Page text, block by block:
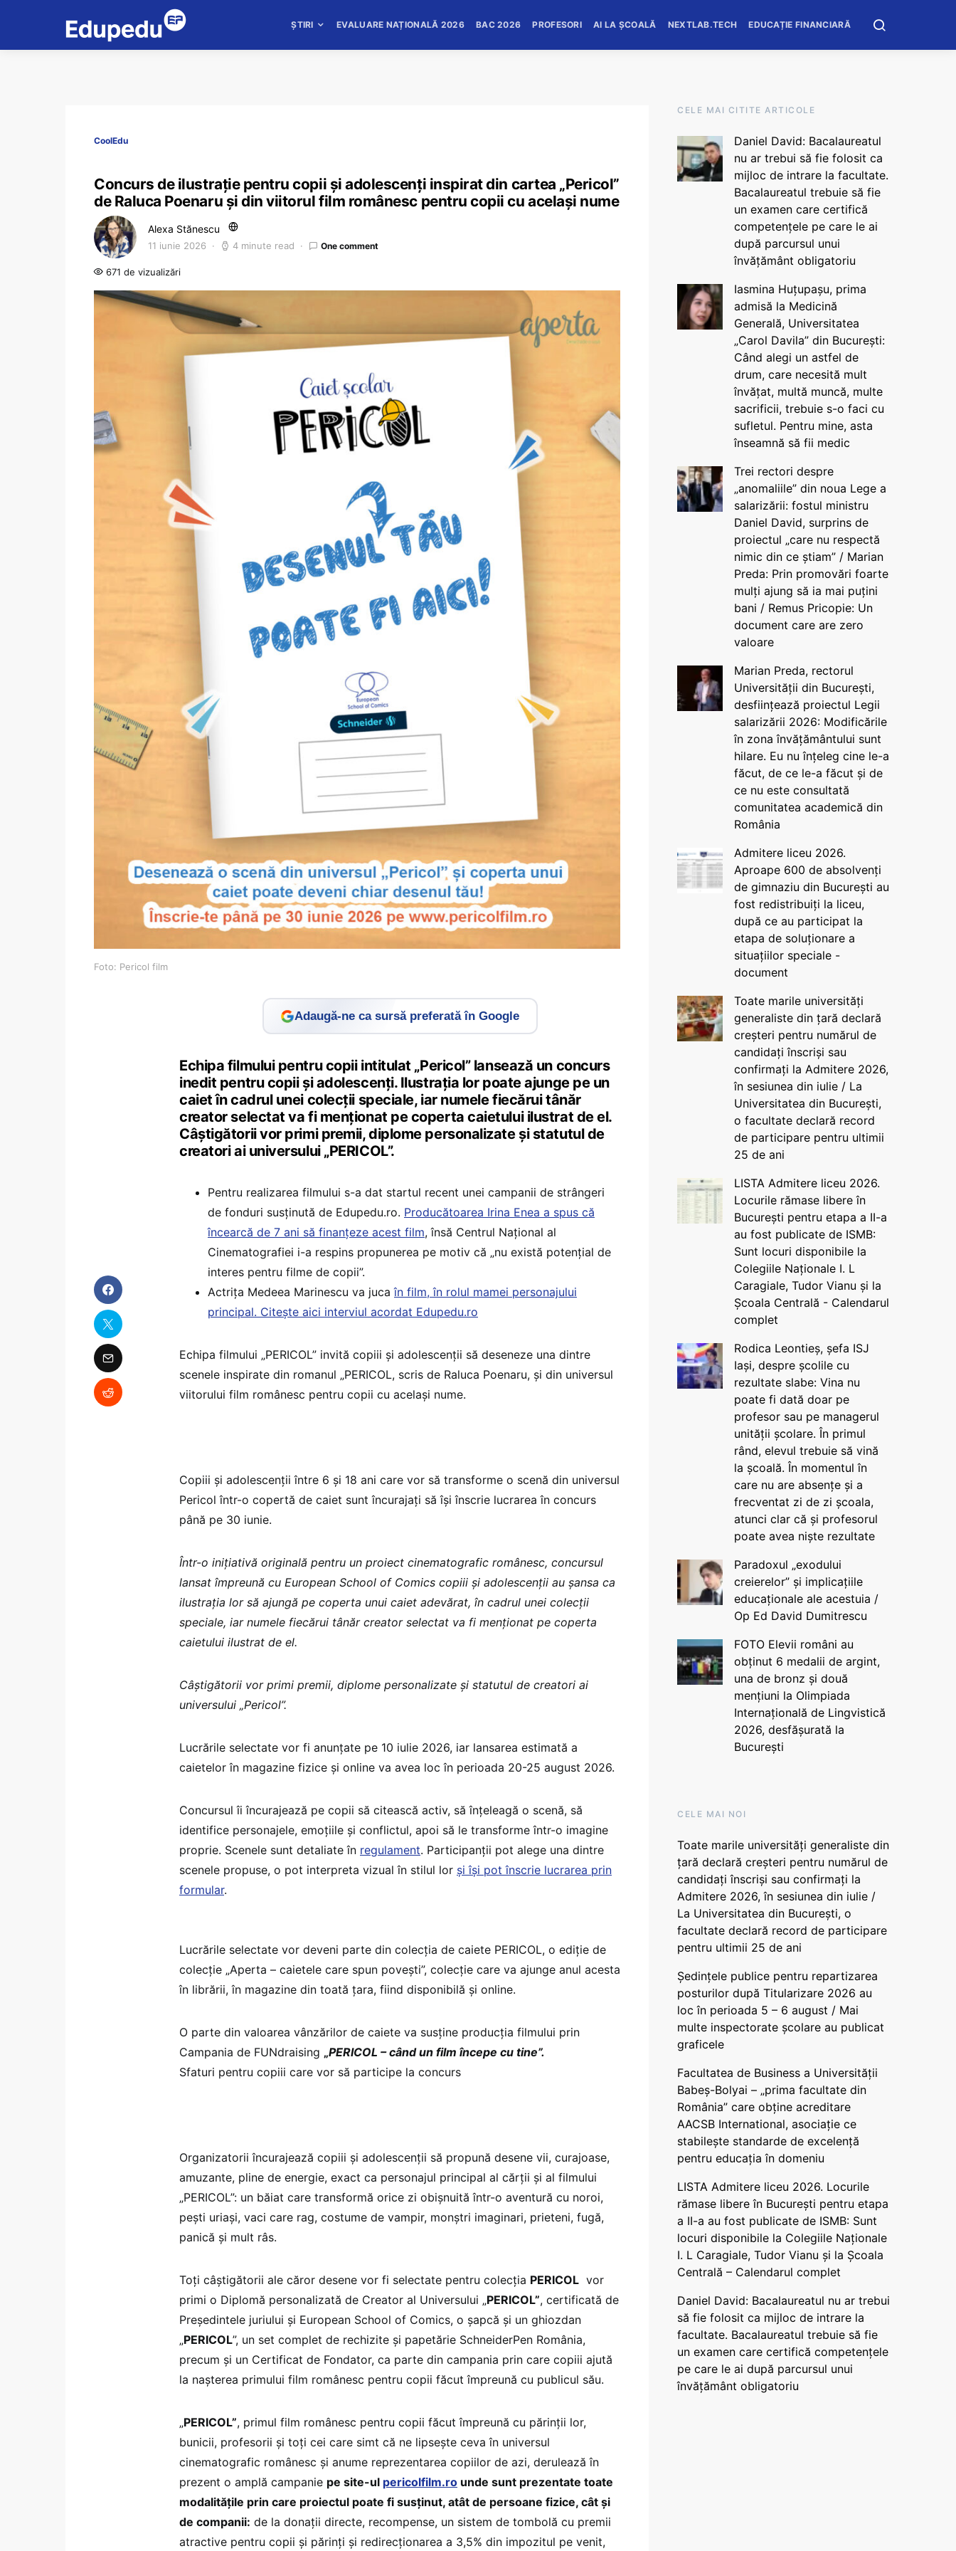
ȘTIRI EVALUARE NAȚIONALĂ 2026 BAC 2026 PROFESORI AI LA ȘCOALĂ NEXTLAB.TECH EDUCAȚIE FINANCIARĂ
CoolEdu
Concurs de ilustrație pentru copii și adolescenți inspirat din cartea „Pericol”
de Raluca Poenaru și din viitorul film românesc pentru copii cu același nume
Alexa Stănescu
11 iunie 2026 4 minute read One comment
671 de vizualizări
Foto: Pericol film
Adaugă-ne ca sursă preferată în Google
Echipa filmului pentru copii intitulat „Pericol” lansează un concurs
inedit pentru copii și adolescenți. Ilustrația lor poate ajunge pe un
caiet în cadrul unei colecții speciale, iar numele fiecărui tânăr
creator selectat va fi menționat pe coperta caietului ilustrat de el.
Câștigătorii vor primi premii, diplome personalizate și statutul de
creatori ai universului „PERICOL”.
Pentru realizarea filmului s-a dat startul recent unei campanii de strângeri
de fonduri susținută de Edupedu.ro. Producătoarea Irina Enea a spus că
încearcă de 7 ani să finanțeze acest film, însă Centrul Național al
Cinematografiei i-a respins propunerea pe motiv că „nu există potențial de
interes pentru filme de copii”.
Actrița Medeea Marinescu va jucaîn film, în rolul mamei personajului
principal. Citește aici interviul acordat Edupedu.ro
Echipa filmului „PERICOL” invită copiii și adolescenții să deseneze una dintre
scenele inspirate din romanul „PERICOL, scris de Raluca Poenaru, și din universul
viitorului film românesc pentru copii cu același nume.
Copiii și adolescenții între 6 și 18 ani care vor să transforme o scenă din universul
Pericol într-o copertă de caiet sunt încurajați să își înscrie lucrarea în concurs
până pe 30 iunie.
Într-o inițiativă originală pentru un proiect cinematografic românesc, concursul
lansat împreună cu European School of Comics copiii și adolescenții au șansa ca
ilustrația lor să ajungă pe coperta unui caiet adevărat, în cadrul unei colecții
speciale, iar numele fiecărui tânăr creator selectat va fi menționat pe coperta
caietului ilustrat de el.
Câștigătorii vor primi premii, diplome personalizate și statutul de creatori ai
universului „Pericol”.
Lucrările selectate vor fi anunțate pe 10 iulie 2026, iar lansarea estimată a
caietelor în magazine fizice și online va avea loc în perioada 20-25 august 2026.
Concursul îi încurajează pe copii să citească activ, să înțeleagă o scenă, să
identifice personajele, emoțiile și conflictul, apoi să le transforme într-o imagine
proprie. Scenele sunt detaliate în regulament. Participanții pot alege una dintre
scenele propuse, o pot interpreta vizual în stilul lor și își pot înscrie lucrarea prin
formular.
Lucrările selectate vor deveni parte din colecția de caiete PERICOL, o ediție de
colecție „Aperta – caietele care spun povești”, colecție care va ajunge anul acesta
în librării, în magazine din toată țara, fiind disponibilă și online.
O parte din valoarea vânzărilor de caiete va susține producția filmului prin
Campania de FUNdraising „PERICOL – când un film începe cu tine”.
Sfaturi pentru copiii care vor să participe la concurs
Organizatorii încurajează copiii și adolescenții să propună desene vii, curajoase,
amuzante, pline de energie, exact ca personajul principal al cărții și al filmului
„PERICOL”: un băiat care transformă orice zi obișnuită într-o aventură cu noroi,
pești uriași, vaci care rag, costume de vampir, monștri imaginari, prieteni, fugă,
panică și mult râs.
Toți câștigătorii ale căror desene vor fi selectate pentru colecția PERICOL vor
primi o Diplomă personalizată de Creator al Universului „PERICOL”, certificată de
Președintele juriului și European School of Comics, o șapcă și un ghiozdan
„PERICOL”, un set complet de rechizite și papetărie SchneiderPen România,
precum și un Certificat de Fondator, ca parte din campania prin care copiii ajută
la nașterea primului film românesc pentru copii făcut împreună cu publicul său.
„PERICOL”, primul film românesc pentru copii făcut împreună cu părinții lor,
bunicii, profesorii și toți cei care simt că ne lipsește ceva în universul
cinematografic românesc și anume reprezentarea copiilor de azi, derulează în
prezent o amplă campanie pe site-ul pericolfilm.ro unde sunt prezentate toate
modalitățile prin care proiectul poate fi susținut, atât de persoane fizice, cât și
de companii: de la donații directe, recompense, un sistem de tombolă cu premii
atractive pentru copii și părinți și redirecționarea a 3,5% din impozitul pe venit,
CELE MAI CITITE ARTICOLE
Daniel David: Bacalaureatul
nu ar trebui să fie folosit ca
mijloc de intrare la facultate.
Bacalaureatul trebuie să fie
un examen care certifică
competențele pe care le ai
după parcursul unui
învățământ obligatoriu
Iasmina Huțupașu, prima
admisă la Medicină
Generală, Universitatea
„Carol Davila” din București:
Când alegi un astfel de
drum, care necesită mult
învățat, multă muncă, multe
sacrificii, trebuie s-o faci cu
sufletul. Pentru mine, asta
înseamnă să fii medic
Trei rectori despre
„anomaliile” din noua Lege a
salarizării: fostul ministru
Daniel David, surprins de
proiectul „care nu respectă
nimic din ce știam” / Marian
Preda: Prin promovări foarte
mulți ajung să ia mai puțini
bani / Remus Pricopie: Un
document care are zero
valoare
Marian Preda, rectorul
Universității din București,
desființează proiectul Legii
salarizării 2026: Modificările
în zona învățământului sunt
hilare. Eu nu înțeleg cine le-a
făcut, de ce le-a făcut și de
ce nu este consultată
comunitatea academică din
România
Admitere liceu 2026.
Aproape 600 de absolvenți
de gimnaziu din București au
fost redistribuiți la liceu,
după ce au participat la
etapa de soluționare a
situațiilor speciale -
document
Toate marile universități
generaliste din țară declară
creșteri pentru numărul de
candidați înscriși sau
confirmați la Admitere 2026,
în sesiunea din iulie / La
Universitatea din București,
o facultate declară record
de participare pentru ultimii
25 de ani
LISTA Admitere liceu 2026.
Locurile rămase libere în
București pentru etapa a II-a
au fost publicate de ISMB:
Sunt locuri disponibile la
Colegiile Naționale I. L
Caragiale, Tudor Vianu și la
Școala Centrală - Calendarul
complet
Rodica Leontieș, șefa ISJ
Iași, despre școlile cu
rezultate slabe: Vina nu
poate fi dată doar pe
profesor sau pe managerul
unității școlare. În primul
rând, elevul trebuie să vină
la școală. În momentul în
care nu are absențe și a
frecventat zi de zi școala,
atunci clar că și profesorul
poate avea niște rezultate
Paradoxul „exodului
creierelor” și implicațiile
educaționale ale acestuia /
Op Ed David Dumitrescu
FOTO Elevii români au
obținut 6 medalii de argint,
una de bronz și două
mențiuni la Olimpiada
Internațională de Lingvistică
2026, desfășurată la
București
CELE MAI NOI
Toate marile universități generaliste din
țară declară creșteri pentru numărul de
candidați înscriși sau confirmați la
Admitere 2026, în sesiunea din iulie /
La Universitatea din București, o
facultate declară record de participare
pentru ultimii 25 de ani
Ședințele publice pentru repartizarea
posturilor după Titularizare 2026 au
loc în perioada 5 – 6 august / Mai
multe inspectorate școlare au publicat
graficele
Facultatea de Business a Universității
Babeș-Bolyai – „prima facultate din
România” care obține acreditare
AACSB International, asociație ce
stabilește standarde de excelență
pentru educația în domeniu
LISTA Admitere liceu 2026. Locurile
rămase libere în București pentru etapa
a II-a au fost publicate de ISMB: Sunt
locuri disponibile la Colegiile Naționale
I. L Caragiale, Tudor Vianu și la Școala
Centrală – Calendarul complet
Daniel David: Bacalaureatul nu ar trebui
să fie folosit ca mijloc de intrare la
facultate. Bacalaureatul trebuie să fie
un examen care certifică competențele
pe care le ai după parcursul unui
învățământ obligatoriu